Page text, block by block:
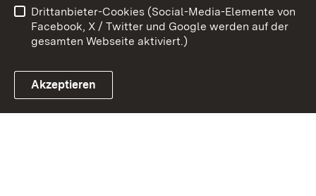
Link zum Landesportal
Impressum
Cookies
Drittanbieter-Cookies (Social-Media-Elemente von
Facebook, X / Twitter und Google werden auf der
gesamten Webseite aktiviert.)
Akzeptieren